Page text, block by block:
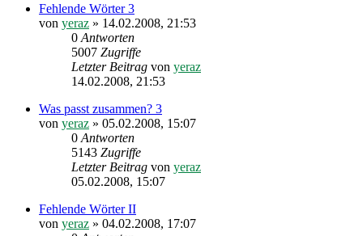
Fehlende Wörter 3
von yeraz » 14.02.2008, 21:53
0 Antworten
5007 Zugriffe
Letzter Beitrag von yeraz
14.02.2008, 21:53
Was passt zusammen? 3
von yeraz » 05.02.2008, 15:07
0 Antworten
5143 Zugriffe
Letzter Beitrag von yeraz
05.02.2008, 15:07
Fehlende Wörter II
von yeraz » 04.02.2008, 17:07